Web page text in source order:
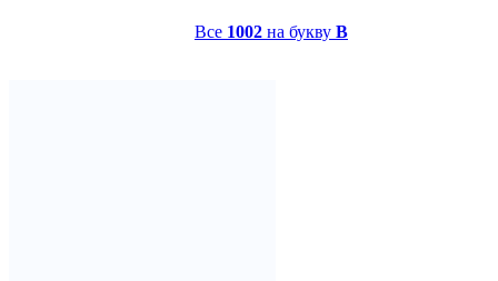
Все 1002 на букву B